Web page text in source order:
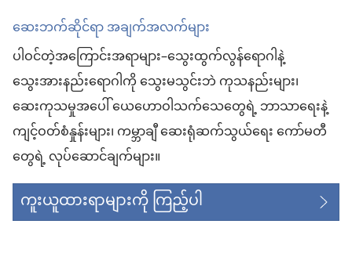
ဆေးဘက်ဆိုင်ရာ အချက်အလက်များ
ပါဝင်တဲ့အကြောင်းအရာများ–သွေးထွက်လွန်ရောဂါနဲ့
သွေးအားနည်းရောဂါကို သွေးမသွင်းဘဲ ကုသနည်းများ၊
ဆေးကုသမှုအပေါ် ယေဟောဝါသက်သေတွေရဲ့ ဘာသာရေးနဲ့
ကျင့်ဝတ်စံနှုန်းများ၊ ကမ္ဘာချီ ဆေးရုံဆက်သွယ်ရေး ကော်မတီ
တွေရဲ့ လုပ်ဆောင်ချက်များ။
ကူးယူထားရာများကို ကြည့်ပါ